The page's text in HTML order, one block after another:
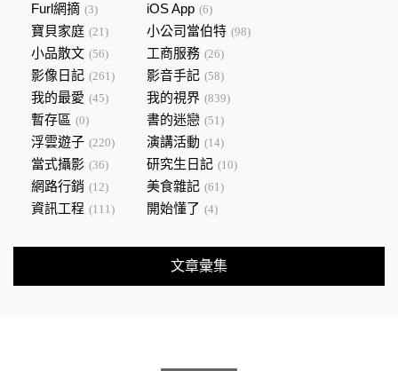
Furl網摘 (3) iOS App (6)
寶貝家庭 (21) 小公司當伯特 (98)
小品散文 (56) 工商服務 (26)
影像日記 (261) 影音手記 (58)
我的最愛 (45) 我的視界 (839)
暫存區 (0) 書的迷戀 (51)
浮雲遊子 (220) 演講活動 (14)
當式攝影 (36) 研究生日記 (10)
網路行銷 (12) 美食雜記 (61)
資訊工程 (111) 開始懂了 (4)
文章彙集